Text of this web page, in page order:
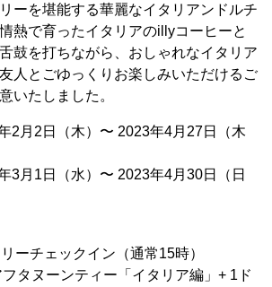
ーを堪能する華麗なイタリアンドルチ
熱で育ったイタリアのillyコーヒーと
鼓を打ちながら、おしゃれなイタリア
人とごゆっくりお楽しみいただけるご
いたしました。
2月2日（木）〜 2023年4月27日（木
3月1日（水）〜 2023年4月30日（日
ーチェックイン（通常15時）
フタヌーンティー「イタリア編」+ 1ド